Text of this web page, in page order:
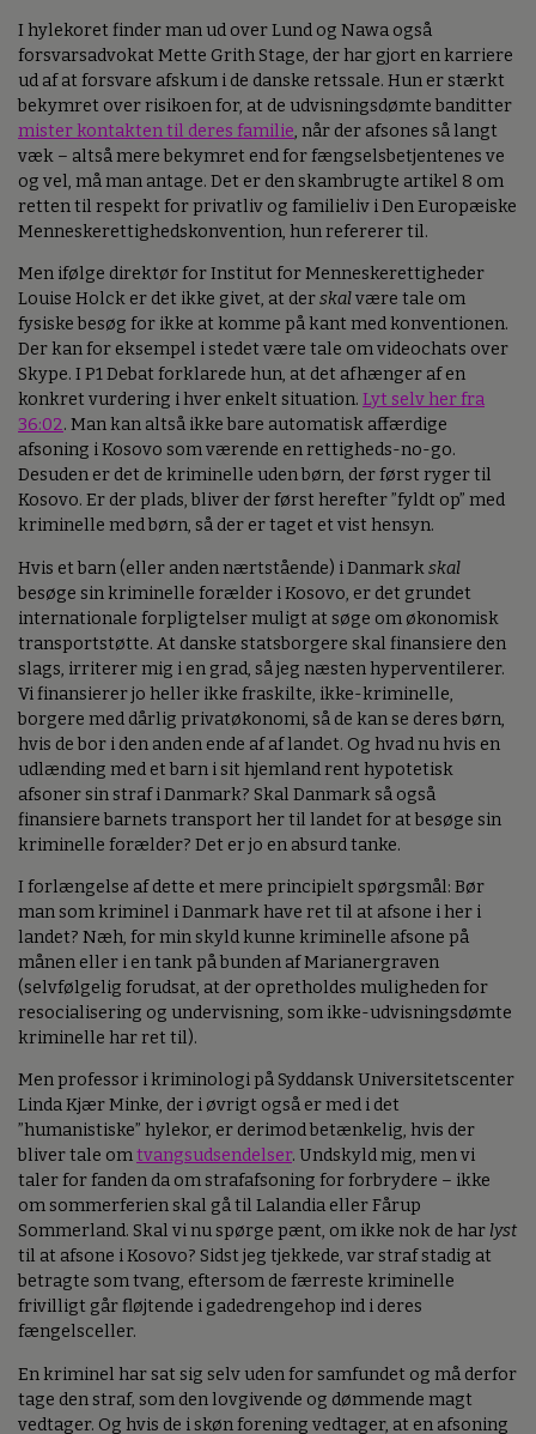
I hylekoret finder man ud over Lund og Nawa også
forsvarsadvokat Mette Grith Stage, der har gjort en karriere
ud af at forsvare afskum i de danske retssale. Hun er stærkt
bekymret over risikoen for, at de udvisningsdømte banditter
mister kontakten til deres familie, når der afsones så langt
væk – altså mere bekymret end for fængselsbetjentenes ve
og vel, må man antage. Det er den skambrugte artikel 8 om
retten til respekt for privatliv og familieliv i Den Europæiske
Menneskerettighedskonvention, hun refererer til.
Men ifølge direktør for Institut for Menneskerettigheder
Louise Holck er det ikke givet, at derskalvære tale om
fysiske besøg for ikke at komme på kant med konventionen.
Der kan for eksempel i stedet være tale om videochats over
Skype. I P1 Debat forklarede hun, at det afhænger af en
konkret vurdering i hver enkelt situation. Lyt selv her fra
36:02. Man kan altså ikke bare automatisk affærdige
afsoning i Kosovo som værende en rettigheds-no-go.
Desuden er det de kriminelle uden børn, der først ryger til
Kosovo. Er der plads, bliver der først herefter ”fyldt op” med
kriminelle med børn, så der er taget et vist hensyn.
Hvis et barn (eller anden nærtstående) i Danmarkskal
besøge sin kriminelle forælder i Kosovo, er det grundet
internationale forpligtelser muligt at søge om økonomisk
transportstøtte. At danske statsborgere skal finansiere den
slags, irriterer mig i en grad, så jeg næsten hyperventilerer.
Vi finansierer jo heller ikke fraskilte, ikke-kriminelle,
borgere med dårlig privatøkonomi, så de kan se deres børn,
hvis de bor i den anden ende af af landet. Og hvad nu hvis en
udlænding med et barn i sit hjemland rent hypotetisk
afsoner sin straf i Danmark? Skal Danmark så også
finansiere barnets transport her til landet for at besøge sin
kriminelle forælder? Det er jo en absurd tanke.
I forlængelse af dette et mere principielt spørgsmål: Bør
man som kriminel i Danmark have ret til at afsone i her i
landet? Næh, for min skyld kunne kriminelle afsone på
månen eller i en tank på bunden af Marianergraven
(selvfølgelig forudsat, at der opretholdes muligheden for
resocialisering og undervisning, som ikke-udvisningsdømte
kriminelle har ret til).
Men professor i kriminologi på Syddansk Universitetscenter
Linda Kjær Minke, der i øvrigt også er med i det
”humanistiske” hylekor, er derimod betænkelig, hvis der
bliver tale omtvangsudsendelser. Undskyld mig, men vi
taler for fanden da om strafafsoning for forbrydere – ikke
om sommerferien skal gå til Lalandia eller Fårup
Sommerland. Skal vi nu spørge pænt, om ikke nok de harlyst
til at afsone i Kosovo? Sidst jeg tjekkede, var straf stadig at
betragte som tvang, eftersom de færreste kriminelle
frivilligt går fløjtende i gadedrengehop ind i deres
fængelsceller.
En kriminel har sat sig selv uden for samfundet og må derfor
tage den straf, som den lovgivende og dømmende magt
vedtager. Og hvis de i skøn forening vedtager, at en afsoning